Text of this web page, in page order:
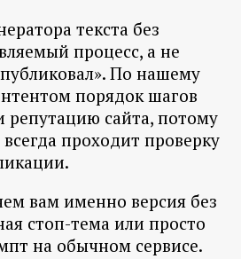
текста без
процесс, а не
По нашему
порядок шагов
репутацию сайта, потому
проходит проверку
вам именно версия без
стоп-тема или просто
на обычном сервисе.